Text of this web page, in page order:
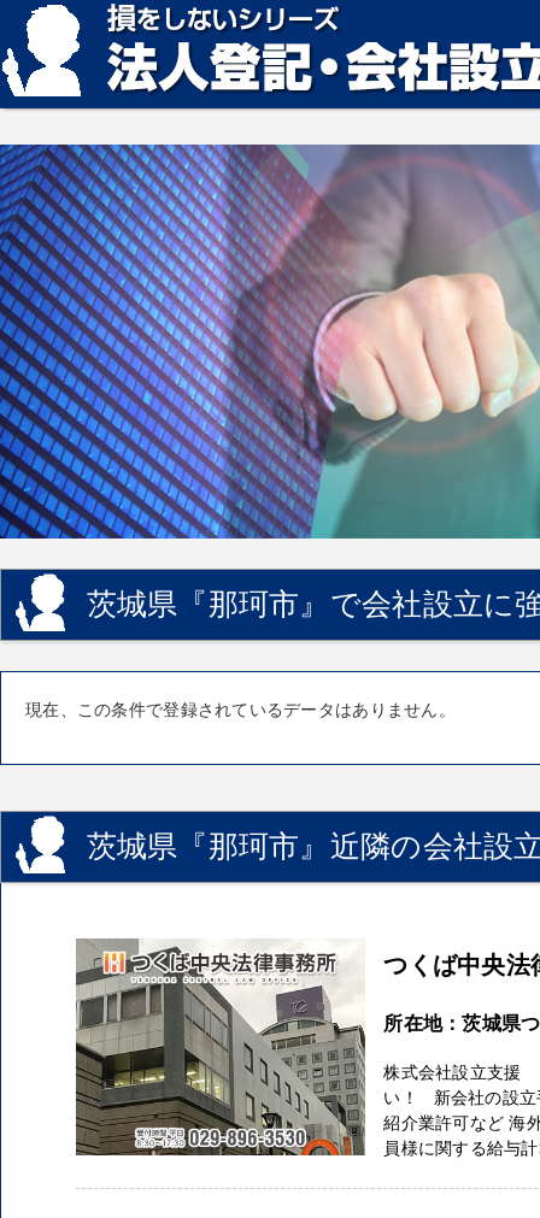
損をしない法人登記・会社設立の方法、見つかります。
茨城県『那珂市』で会社設立に
現在、この条件で登録されているデータはありません。
茨城県『那珂市』近隣の会社設
つくば中央法
所在地：茨城県
株式会社設立支援
い！ 新会社の設立
紹介業許可など 海
員様に関する給与